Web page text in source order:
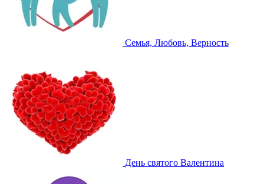
Семья, Любовь, Верность
День святого Валентина